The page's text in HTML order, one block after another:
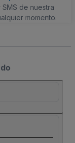
de nuestra
momento.